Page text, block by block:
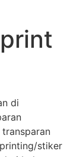
di
stiker